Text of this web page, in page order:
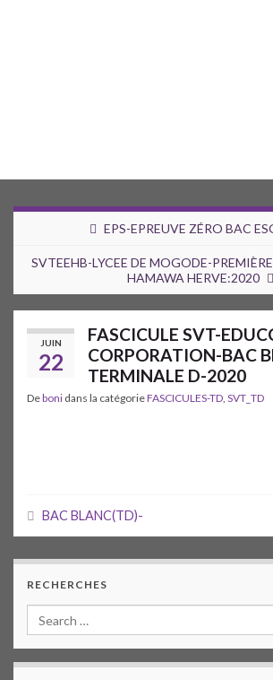
EPS-EPREUVE ZÉRO BAC
SVTEEHB-LYCEE DE MOGODE-
HAMAWA HERVE:2020
JUIN
22
FASCICULE SVT-
CORPORATION-BAC
TERMINALE D-2020
Deboni dans la catégorieFASCICULES-TD, SVT_TD
BAC BLANC(TD)-
RECHERCHES